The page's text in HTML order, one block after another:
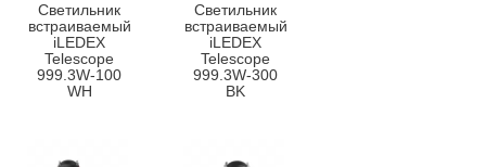
Светильник
встраиваемый
iLEDEX
Telescope
999.3W-100
WH
Светильник
встраиваемый
iLEDEX
Telescope
999.3W-300
BK